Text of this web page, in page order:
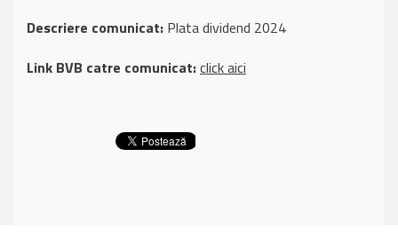
Descriere comunicat: Plata dividend 2024
Link BVB catre comunicat:click aici